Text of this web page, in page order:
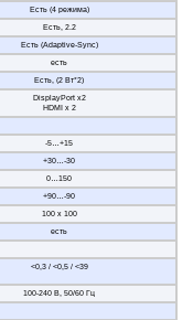
Есть (4 режима)
Есть, 2.2
Есть (Adaptive-Sync)
есть
Есть, (2 Вт*2)
DisplayPort х2
HDMI х 2
-5…+15
+30…-30
0…150
+90…-90
100 х 100
есть
<0,3 / <0,5 / <39
100-240 В, 50/60 Гц